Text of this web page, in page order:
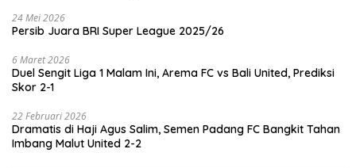
24 Mei 2026
Persib Juara BRI Super League 2025/26
6 Maret 2026
Duel Sengit Liga 1 Malam Ini, Arema FC vs Bali United, Prediksi
Skor 2-1
22 Februari 2026
Dramatis di Haji Agus Salim, Semen Padang FC Bangkit Tahan
Imbang Malut United 2-2